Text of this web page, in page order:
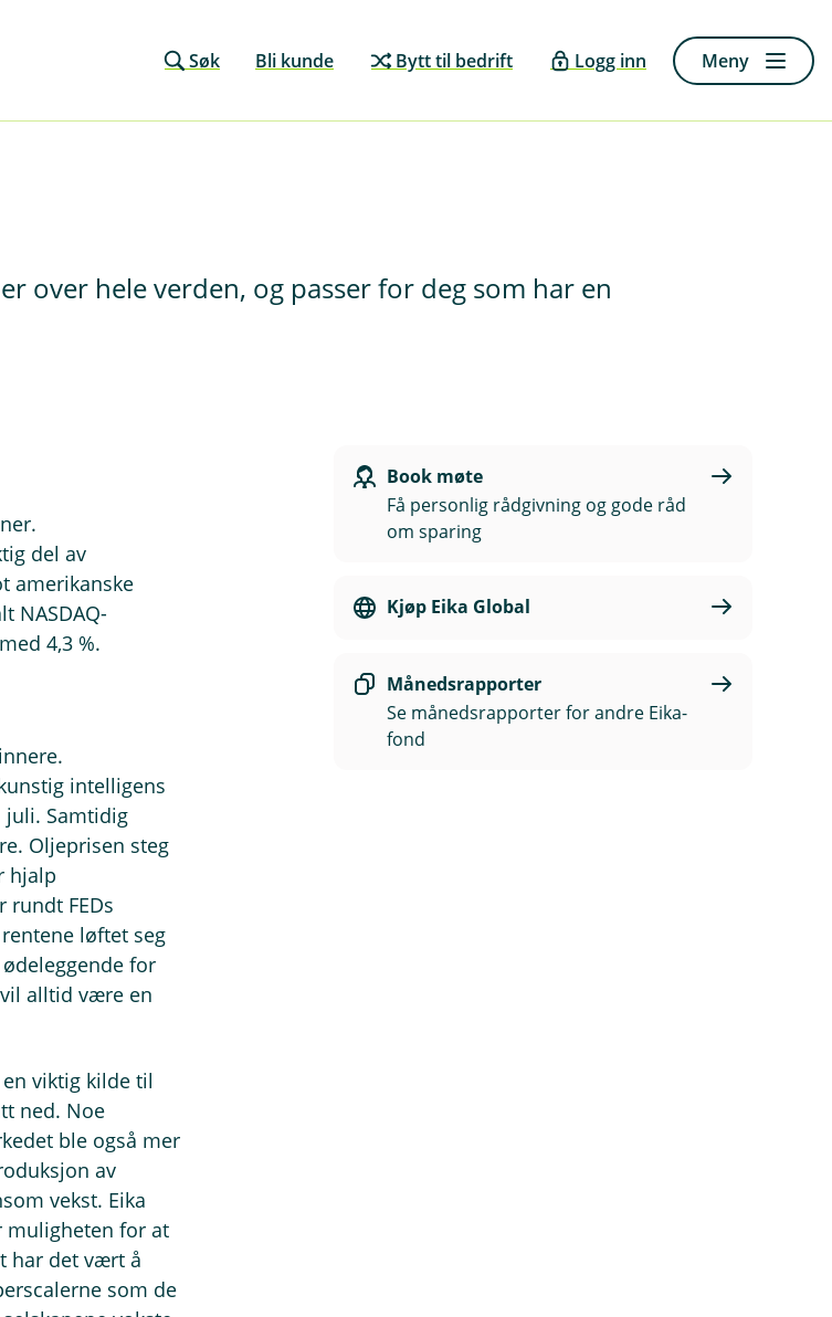
Søk Bli kunde Bytt til bedrift Logg inn Meny
over hele verden, og passer for deg som har en
del av
amerikanske
NASDAQ-
4,3 %.
intelligens
Samtidig
Oljeprisen steg
hjalp
rundt FEDs
løftet seg
for
alltid være en
viktig kilde til
ned. Noe
ble også mer
av
vekst. Eika
muligheten for at
har det vært å
som de
Book møte
Få personlig rådgivning og gode råd
om sparing
Kjøp Eika Global
Månedsrapporter
Se månedsrapporter for andre Eika-
fond